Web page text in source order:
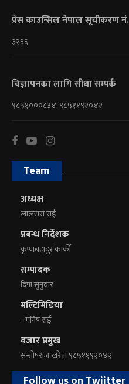
प्रेस काउन्सिल नेपाल सूचीकरण नं.
३२३६
विज्ञापनका लागि सीधा सम्पर्क
९८५१०००८३४, ९८५११९२०४२
Team
अध्यक्ष
लालसरा राई
प्रबन्ध निर्देशक
कृष्णबहादुर कार्की
सम्पादक
दिपा सुनुवार
मल्टिमिडिया
- मनिष राई
बजार प्रमुख
सन्तोषराज खरेल ९८५११९२०४२